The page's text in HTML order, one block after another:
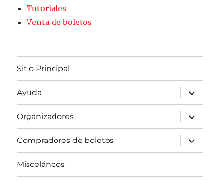
Tutoriales
Venta de boletos
Sitio Principal
Ayuda
expande
el
menú
inferior
Organizadores
expande
el
menú
inferior
Compradores de boletos
expande
el
menú
Misceláneos